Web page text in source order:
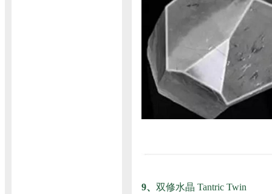
9、 双修水晶 Tantric Twin